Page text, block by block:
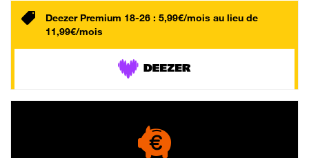
Deezer Premium 18-26 : 5,99€/mois au lieu de
11,99€/mois